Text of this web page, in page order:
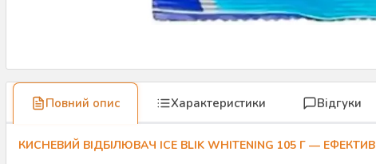
Повний опис Характеристики Відгуки
КИСНЕВИЙ ВІДБІЛЮВАЧ ICE BLIK WHITENING 105 Г —